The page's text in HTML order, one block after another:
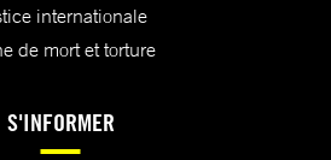
internationale
de mort et torture
S'INFORMER